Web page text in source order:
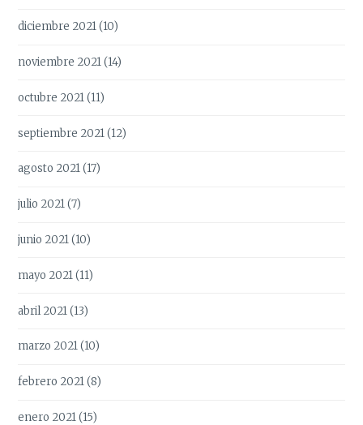
diciembre 2021(10)
noviembre 2021(14)
octubre 2021(11)
septiembre 2021(12)
agosto 2021(17)
julio 2021(7)
junio 2021(10)
mayo 2021(11)
abril 2021(13)
marzo 2021(10)
febrero 2021(8)
enero 2021(15)